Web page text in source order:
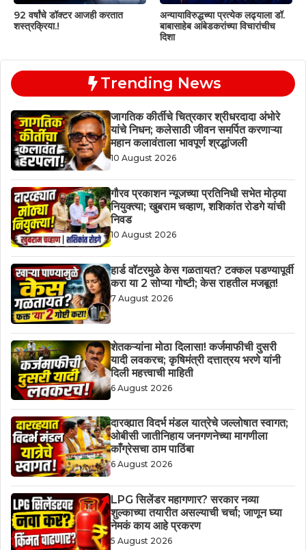
92 वर्षांचे डॉक्टर आजही करतात
शस्त्रक्रिया.!
अन्यायाविरुद्धच्या प्रत्येक लढ्याला डॉ.
बाबासाहेब आंबेडकरांच्या विचारांचीच
दिशा
Trending News
जागतिक कीर्तीचे चित्रकार श्रीधरदादा अंभोरे
यांचे निधन; कलेसाठी जीवन समर्पित करणाऱ्या
महान कलावंताला भावपूर्ण श्रद्धांजली
10 August 2026
गौरव प्रकाशन न्यूजच्या प्रतिनिधी सभेत मोठ्या
नियुक्त्या; खुबराम चव्हाण, शशिकांत रोडगे यांची
निवड
10 August 2026
हार्ड वॉटरमुळे केस गळतायत? टक्कल पडण्यापूर्वी
करा या 2 सोप्या गोष्टी; केस राहतील मजबूत!
7 August 2026
शेतकऱ्यांना मोठा दिलासा! कर्जमाफीची दुसरी
यादी लवकरच; कृषिमंत्री दत्तात्रय भरणे यांनी
दिली महत्त्वाची माहिती
6 August 2026
दारव्ह्यात विदर्भ मंडल यात्रेचे जल्लोषात स्वागत;
ओबीसी जातीनिहाय जनगणनेच्या मागणीला
काँग्रेसचा ठाम पाठिंबा
6 August 2026
LPG सिलेंडर महागणार? सरकार नव्या
शुल्काच्या तयारीत असल्याची चर्चा; जाणून घ्या
नेमकं काय आहे प्रकरण
5 August 2026